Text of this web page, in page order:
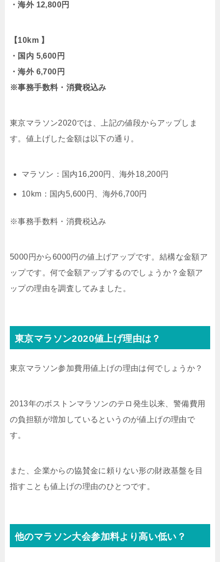
・海外 12,800円
【10km 】
・国内 5,600円
・海外 6,700円
※事務手数料・消費税込み
東京マラソン2020では、上記の値段からアップしま
す。値上げした金額は以下の通り。
マラソン ：国内16,200円、海外18,200円
10km ：国内5,600円、 海外6,700円
※事務手数料・消費税込み
5000円から6000円の値上げアップです。結構な金額ア
ップです。何で金額アップするのでしょうか？金額ア
ップの理由を調査してみました。
東京マラソン2020値上げ理由は？
東京マラソン参加費用値上げの理由は何でしょうか？
2013年のボストンマラソンのテロ発生以来、警備費用
の負担額が増加しているというのが値上げの理由で
す。
また、企業からの協賛金に頼りない形の財政基盤を目
指すことも値上げの理由のひとつです。
他のマラソン大会参加料より高い低い？